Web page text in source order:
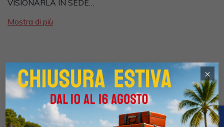
VISIONARLA IN SEDE…
Mostra di più
Dotazioni
• ABS
• Antifurto elettronico
×